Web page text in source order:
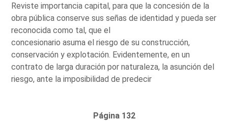
Reviste importancia capital, para que la concesión de la
obra pública conserve sus señas de identidad y pueda ser
reconocida como tal, que el
concesionario asuma el riesgo de su construcción,
conservación y explotación. Evidentemente, en un
contrato de larga duración por naturaleza, la asunción del
riesgo, ante la imposibilidad de predecir
Página 132